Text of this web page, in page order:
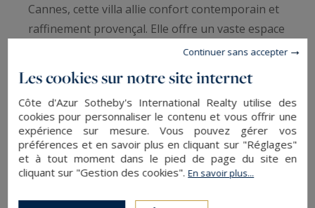
Cannes, cette villa allie confort contemporain et
raffinement provençal. Elle offre un vaste espace
de vie baigné de lumière naturelle, réunissant
salon, salle à manger et cuisine américaine
ouverte, idéal pour recevoir en toute convivialité.
La partie nuit comprend deux suites parentales
avec salles de bains et toilettes privatives, ainsi
que deux master rooms indépendantes au rez-
Les cookies sur notre site internet
Côte d'Azur Sotheby's International Realty utilise des
cookies pour personnaliser le contenu et vous offrir une
expérience sur mesure. Vous pouvez gérer vos
préférences et en savoir plus en cliquant sur "Réglages"
et à tout moment dans le pied de page du site en
cliquant sur "Gestion des cookies".En savoir plus...
Continuer sans accepter